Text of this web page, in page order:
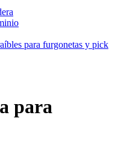
para furgonetas y pick
para